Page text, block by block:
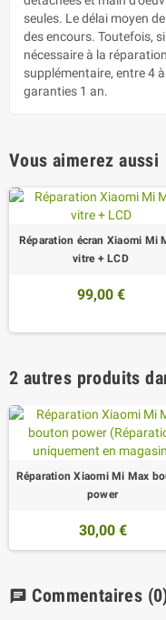
seules. Le délai moyen
des encours. Toutefois,
nécessaire à la
supplémentaire, entre 4
garanties 1 an.
Vous aimerez aussi
Réparation écran Xiaomi Mi
vitre + LCD
99,00 €
2 autres produits
Réparation Xiaomi Mi Max
power
30,00 €
chat Commentaires